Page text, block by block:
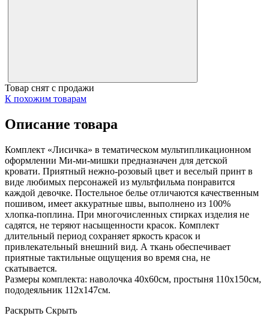
Товар снят с продажи
К похожим товарам
Описание товара
Комплект «Лисичка» в тематическом мультипликационном
оформлении Ми-ми-мишки предназначен для детской
кровати. Приятный нежно-розовый цвет и веселый принт в
виде любимых персонажей из мультфильма понравится
каждой девочке. Постельное белье отличаются качественным
пошивом, имеет аккуратные швы, выполнено из 100%
хлопка-поплина. При многочисленных стирках изделия не
садятся, не теряют насыщенности красок. Комплект
длительный период сохраняет яркость красок и
привлекательный внешний вид. А ткань обеспечивает
приятные тактильные ощущения во время сна, не
скатывается.
Размеры комплекта: наволочка 40x60см, простыня 110x150см,
пододеяльник 112x147см.
Раскрыть Скрыть